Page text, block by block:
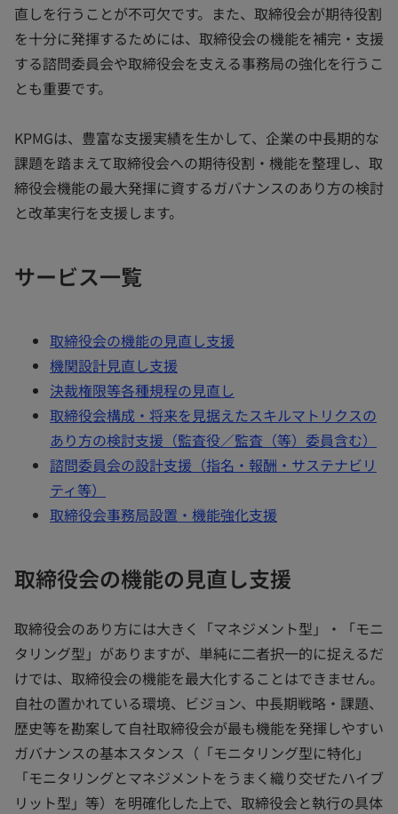
直しを行うことが不可欠です。また、取締役会が期待役割
を十分に発揮するためには、取締役会の機能を補完・支援
する諮問委員会や取締役会を支える事務局の強化を行うこ
とも重要です。
KPMGは、豊富な支援実績を生かして、企業の中長期的な
課題を踏まえて取締役会への期待役割・機能を整理し、取
締役会機能の最大発揮に資するガバナンスのあり方の検討
と改革実行を支援します。
サービス一覧
取締役会の機能の見直し支援
機関設計見直し支援
決裁権限等各種規程の見直し
取締役会構成・将来を見据えたスキルマトリクスの
あり方の検討支援（監査役／監査（等）委員含む）
諮問委員会の設計支援（指名・報酬・サステナビリ
ティ等）
取締役会事務局設置・機能強化支援
取締役会の機能の見直し支援
取締役会のあり方には大きく「マネジメント型」・「モニ
タリング型」がありますが、単純に二者択一的に捉えるだ
けでは、取締役会の機能を最大化することはできません。
自社の置かれている環境、ビジョン、中長期戦略・課題、
歴史等を勘案して自社取締役会が最も機能を発揮しやすい
ガバナンスの基本スタンス（「モニタリング型に特化」
「モニタリングとマネジメントをうまく織り交ぜたハイブ
リット型」等）を明確化した上で、取締役会と執行の具体